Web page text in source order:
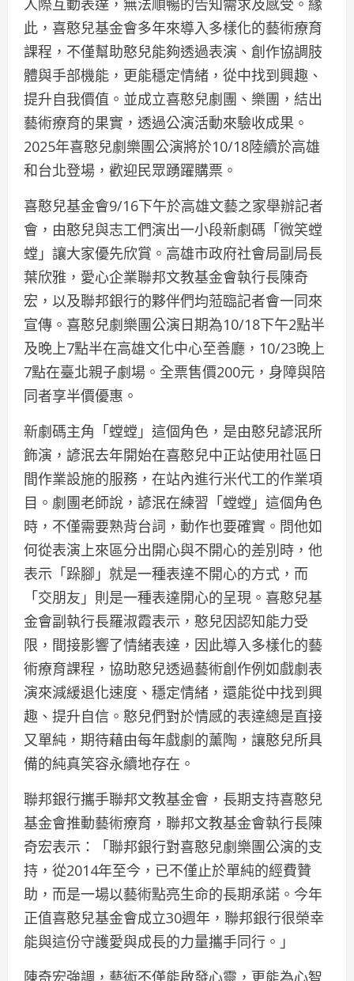
此，喜憨兒基金會多年來導入多樣化的藝術療育
課程，不僅幫助憨兒能夠透過表演、創作協調肢
體與手部機能，更能穩定情緒，從中找到興趣、
提升自我價值。並成立喜憨兒劇團、樂團，結出
藝術療育的果實，透過公演活動來驗收成果。
2025年喜憨兒劇樂團公演將於10/18陸續於高雄
和台北登場，歡迎民眾踴躍購票。
喜憨兒基金會9/16下午於高雄文藝之家舉辦記者
會，由憨兒與志工們演出一小段新劇碼「微笑螳
螳」讓大家優先欣賞。高雄市政府社會局副局長
葉欣雅，愛心企業聯邦文教基金會執行長陳奇
宏，以及聯邦銀行的夥伴們均蒞臨記者會一同來
宣傳。喜憨兒劇樂團公演日期為10/18下午2點半
及晚上7點半在高雄文化中心至善廳，10/23晚上
7點在臺北親子劇場。全票售價200元，身障與陪
同者享半價優惠。
新劇碼主角「螳螳」這個角色，是由憨兒諺泯所
飾演，諺泯去年開始在喜憨兒中正站使用社區日
間作業設施的服務，在站內進行米代工的作業項
目。劇團老師說，諺泯在練習「螳螳」這個角色
時，不僅需要熟背台詞，動作也要確實。問他如
何從表演上來區分出開心與不開心的差別時，他
表示「跺腳」就是一種表達不開心的方式，而
「交朋友」則是一種表達開心的呈現。喜憨兒基
金會副執行長羅淑霞表示，憨兒因認知能力受
限，間接影響了情緒表達，因此導入多樣化的藝
術療育課程，協助憨兒透過藝術創作例如戲劇表
演來減緩退化速度、穩定情緒，還能從中找到興
趣、提升自信。憨兒們對於情感的表達總是直接
又單純，期待藉由每年戲劇的薰陶，讓憨兒所具
備的純真笑容永續地存在。
聯邦銀行攜手聯邦文教基金會，長期支持喜憨兒
基金會推動藝術療育，聯邦文教基金會執行長陳
奇宏表示：「聯邦銀行對喜憨兒劇樂團公演的支
持，從2014年至今，已不僅止於單純的經費贊
助，而是一場以藝術點亮生命的長期承諾。今年
正值喜憨兒基金會成立30週年，聯邦銀行很榮幸
能與這份守護愛與成長的力量攜手同行。」
陳奇宏強調，藝術不僅能啟發心靈，更能為心智